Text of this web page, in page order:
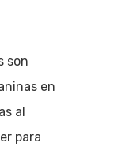
son
en
al
para